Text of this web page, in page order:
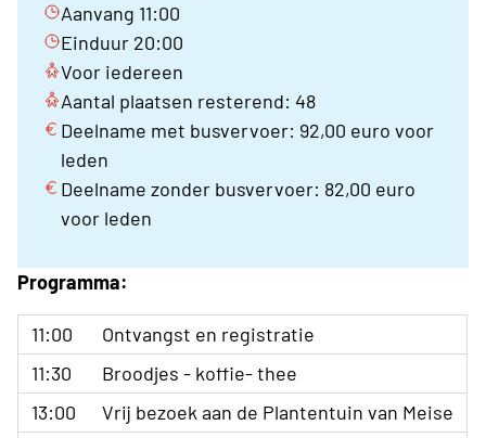
Aanvang 11:00
Einduur 20:00
Voor iedereen
Aantal plaatsen resterend: 48
Deelname met busvervoer: 92,00 euro voor
leden
Deelname zonder busvervoer: 82,00 euro
voor leden
Programma:
11:00
Ontvangst en registratie
11:30
Broodjes - koffie- thee
13:00
Vrij bezoek aan de Plantentuin van Meise